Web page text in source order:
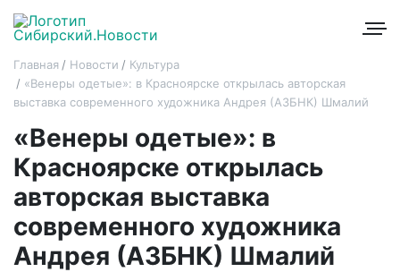
Главная Новости
Культура
«Венеры одетые»: в Красноярске открылась авторская
выставка современного художника Андрея (АЗБНК) Шмалий
«Венеры одетые»: в
Красноярске открылась
авторская выставка
современного художника
Андрея (АЗБНК) Шмалий